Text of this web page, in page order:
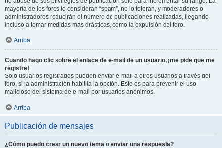
mayoría de los foros lo consideran “spam”, no lo toleran, y moderadores o
administradores reducirán el número de publicaciones realizadas, llegando
incluso a tomar medidas mas drásticas, como la expulsión del foro.
Arriba
Cuando hago clic sobre el enlace de e-mail de un usuario, ¡me pide que me
registre!
Solo usuarios registrados pueden enviar e-mail a otros usuarios a través del
foro, si la administración habilita la opción. Esto es para prevenir el uso
malicioso del sistema de e-mail por usuarios anónimos.
Arriba
Publicación de mensajes
¿Cómo puedo crear un nuevo tema o enviar una respuesta?